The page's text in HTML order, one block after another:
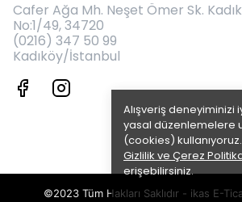
Alışveriş deneyiminizi
yasal düzenlemelere
(cookies)
Gizlilik ve Çerez
erişebilirsiniz.
Cafer Ağa Mh. Neşet Ömer Sk.
No:1/49, 34720
(0216) 347 50 99
Kadıköy/İstanbul
©2023 Tüm Hakları Saklıdır - ikas E-